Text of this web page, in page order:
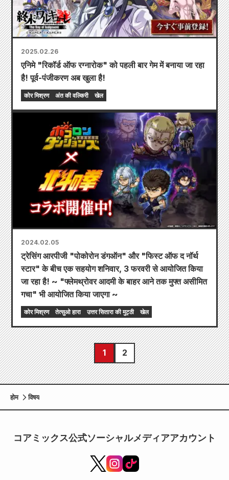
2025.02.26
एनिमे "रिकॉर्ड ऑफ रग्नारोक" को पहली बार गेम में बनाया जा रहा
है! पूर्व-पंजीकरण अब खुला है!
कोर मिश्रण अंत की वल्किरी खेल
2024.02.05
ट्रेसिंग आरपीजी "पोकोरोन डंगऑन" और "फिस्ट ऑफ द नॉर्थ
स्टार" के बीच एक सहयोग शनिवार, 3 फरवरी से आयोजित किया
जा रहा है! ~ "फ्लेमथ्रोवर आदमी के बाहर आने तक मुफ्त असीमित
गचा" भी आयोजित किया जाएगा ~
कोर मिश्रण तेत्सुओ हारा उत्तर सितारा की मुट्ठी खेल
1 2
होम विषय
コアミックス公式ソーシャルメディアアカウント